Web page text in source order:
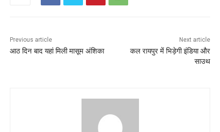
Previous article
आठ दिन बाद यहां मिली मासूम अंशिका
Next article
कल रायपुर में भिड़ेगी इंडिया और
साउथ